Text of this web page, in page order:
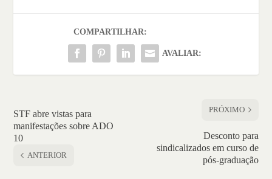
COMPARTILHAR:
AVALIAR:
STF abre vistas para
manifestações sobre ADO
10
ANTERIOR
PRÓXIMO
Desconto para
sindicalizados em curso de
pós-graduação